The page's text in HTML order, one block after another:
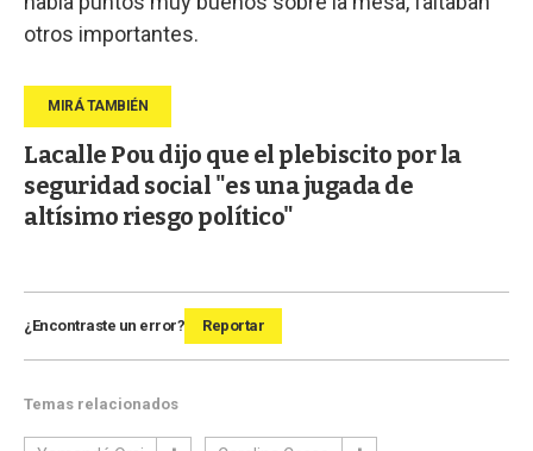
otros importantes.
Lacalle Pou dijo que el plebiscito por la
seguridad social "es una jugada de
altísimo riesgo político"
¿Encontraste un error? Reportar
Temas relacionados